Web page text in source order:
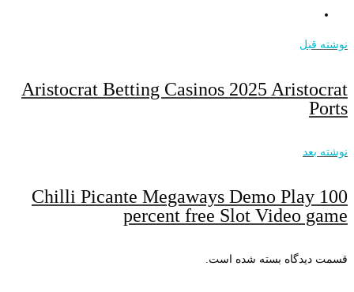
نوشته قبل
Aristocrat Betting Casinos 2025 Aristocrat
Ports
نوشته بعد
Chilli Picante Megaways Demo Play 100
percent free Slot Video game
قسمت دیدگاه بسته شده است.